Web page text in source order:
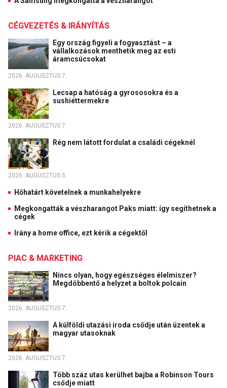
CÉGVEZETÉS & IRÁNYÍTÁS
Egy ország figyeli a fogyasztást – a
vállalkozások menthetik meg az esti
áramcsúcsokat
2026. AUGUSZTUS 7.
Lecsap a hatóság a gyrososokra és a
sushiéttermekre
2026. AUGUSZTUS 7.
Rég nem látott fordulat a családi cégeknél
2026. AUGUSZTUS 5.
Hőhatárt követelnek a munkahelyekre
Megkongatták a vészharangot Paks miatt: így segíthetnek a
cégek
Irány a home office, ezt kérik a cégektől
PIAC & MARKETING
Nincs olyan, hogy egészséges élelmiszer?
Megdöbbentő a helyzet a boltok polcain
2026. AUGUSZTUS 7.
A külföldi utazási iroda csődje után üzentek a
magyar utasoknak
2026. AUGUSZTUS 7.
Több száz utas kerülhet bajba a Robinson Tours
csődje miatt